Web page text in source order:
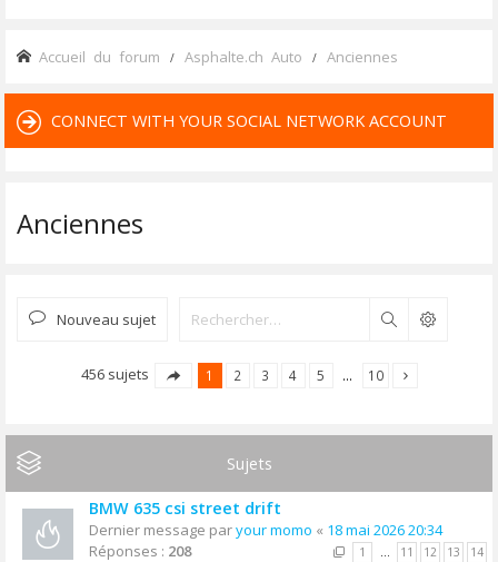
Accueil du forum Asphalte.ch Auto Anciennes
CONNECT WITH YOUR SOCIAL NETWORK ACCOUNT
Anciennes
Nouveau sujet Rechercher
456 sujets 1 2 3 4 5 … 10
Sujets
BMW 635 csi street drift
Dernier message paryour momo « 18 mai 2026 20:34
Réponses : 208 1 … 11 12 13 14